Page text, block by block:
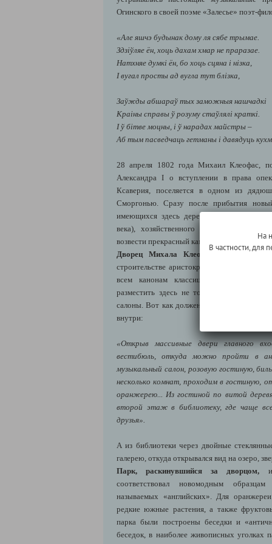
Огинского в своей поэме «Залесье» поэт-
«Але яшчэ будынак дому ля сябе трымае.
Здзіўляе ён, хоць дахам хмар не праразае.
Натхняе думкі ён, бо хоць сцяна і нізка,
І вугал просты ад вугла тут блізка,
Заўжды абшараў тых заможныя нашчадкі
Краіны справы ў розуму стаўлялі краткі.
І ў бітве моцны, і ў нарадах майстры –
Аб тым пасведчаць гетманы і давядуць
28 апреля 1802 года Михаил Клеофас,
Александра I о вступлении в права
Ксаверия, поселяется в одном из
Сморгонью. Сразу после прибытия
имеющихся здесь деревянного
века), хозяйственного двора,
возвести прекрасный каменный дворец и
Дворец Михала Клеофаса
получил
строительстве аристократических
всем канонам классицизма. Внутренняя
разместить здесь не только жилые
салоны. Вот как должен был выглядеть
внутри:
«Открыв массивные двери главного
вестибюль, откуда можно пройти в
музыкальный салон, розовую гостиную,
несколько комнат, проходим в гостиную,
оранжерею... Из гостиной по витой
второй этаж в библиотеку, где чаще
друзья».
А из библиотеки через двойные
галерею, откуда открывался вид на озеро,
Парк, раскинувшийся за дворцом,
соответствовал новомодным
называемых «английских». Для
редкие южные растения, а также
парка были построены беседки и
беседок, в наиболее живописных уголках
На
В частности, для